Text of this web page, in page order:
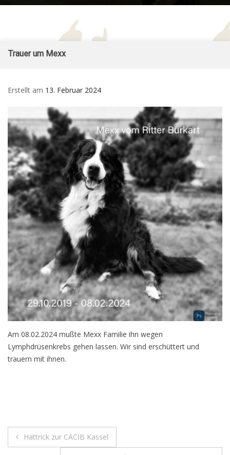
Sennenhunde
– Züchter im SSV und
for
Trauer um Mexx
Erstellt am 13. Februar 2024
Am 08.02.2024 mußte Mexx Familie ihn wegen
Lymphdrüsenkrebs gehen lassen. Wir sind erschüttert und
trauern mit ihnen.
Beitragsnavigation
Hattrick zur CACIB Kassel